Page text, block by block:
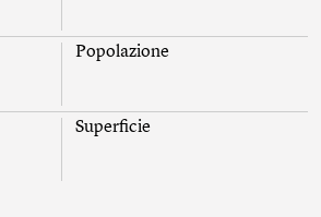
Popolazione
Superficie